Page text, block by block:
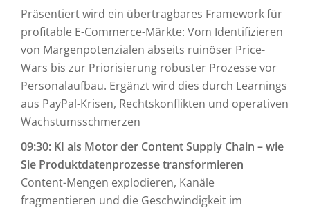
Präsentiert wird ein übertragbares Framework für
profitable E-Commerce-Märkte: Vom Identifizieren
von Margenpotenzialen abseits ruinöser Price-
Wars bis zur Priorisierung robuster Prozesse vor
Personalaufbau. Ergänzt wird dies durch Learnings
aus PayPal-Krisen, Rechtskonflikten und operativen
Wachstumsschmerzen
09:30: KI als Motor der Content Supply Chain – wie
Sie Produktdatenprozesse transformieren
Content-Mengen explodieren, Kanäle
fragmentieren und die Geschwindigkeit im